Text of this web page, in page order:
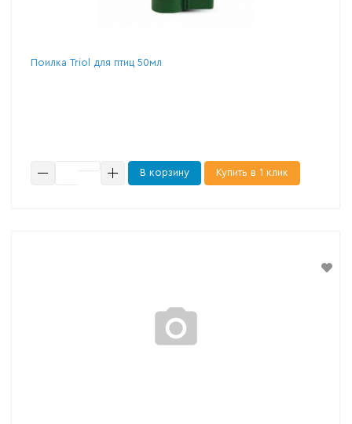
Поилка Triol для птиц 50мл
В корзину Купить в 1 клик